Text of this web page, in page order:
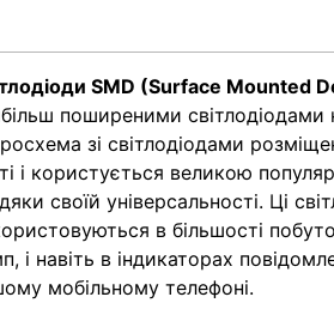
SMD (Surface Mounted
поширеними світлодіодами
зі світлодіодами
і користується великою
своїй універсальності. Ці
в більшості
і навіть в індикаторах
мобільному телефоні.